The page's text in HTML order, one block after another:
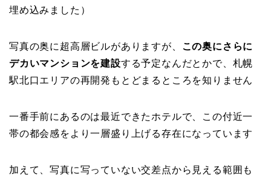
埋め込みました）
写真の奥に超高層ビルがありますが、 この奥にさらに
デカいマンションを建設する予定なんだとかで、札幌
駅北口エリアの再開発もとどまるところを知りません
一番手前にあるのは最近できたホテルで、この付近一
帯の都会感をより一層盛り上げる存在になっています
加えて、写真に写っていない交差点から見える範囲も